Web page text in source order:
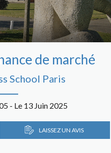
de marché
School Paris
- Le 13 Juin 2025
LAISSEZ UN AVIS